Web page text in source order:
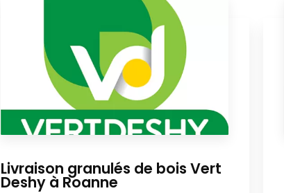
Livraison granulés de bois Vert
Deshy à Roanne